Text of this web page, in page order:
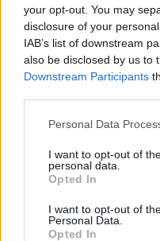
your opt-out. You may
disclosure of your
IAB’s list of downstream
also be disclosed by us to
Downstream Participants
Please note that this
not limited to your visit or
grant or deny consent to
use your data for below
consent section.
Personal Data
I want to opt-out of
personal data.
Opted In
I want to opt-out of
Personal Data.
Opted In
Αν τα χάσατε